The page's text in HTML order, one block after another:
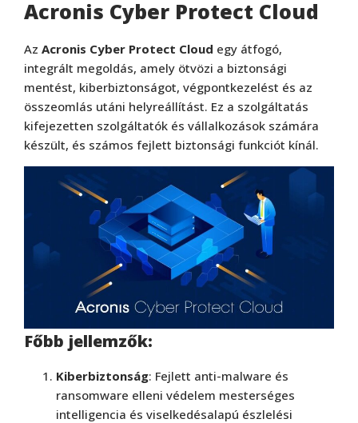
Acronis Cyber Protect Cloud
Az Acronis Cyber Protect Cloud egy átfogó,
integrált megoldás, amely ötvözi a biztonsági
mentést, kiberbiztonságot, végpontkezelést és az
összeomlás utáni helyreállítást. Ez a szolgáltatás
kifejezetten szolgáltatók és vállalkozások számára
készült, és számos fejlett biztonsági funkciót kínál.
Főbb jellemzők:
Kiberbiztonság: Fejlett anti-malware és
ransomware elleni védelem mesterséges
intelligencia és viselkedésalapú észlelési